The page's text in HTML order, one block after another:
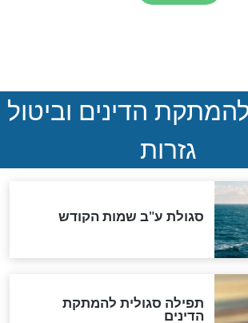
ההסכם החשאי של טראמפ
בלי שקיפות ועם הרבה
שאלה
האבוד שנחשף
מוסקבה: כתב היד
של הרשב"ם התגלה